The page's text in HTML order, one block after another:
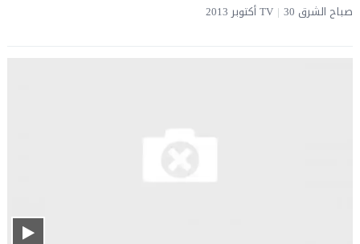
صباح الشرق TV 30 أكتوبر 2013